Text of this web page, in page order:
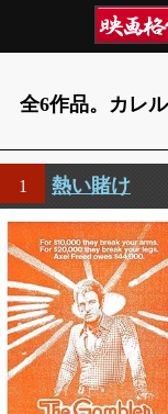
全6作品。カレ
1 熱い賭け